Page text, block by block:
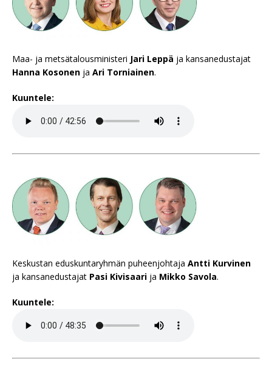
Maa- ja metsätalousministeri Jari Leppä ja kansanedustajat
Hanna Kosonen ja Ari Torniainen.
Kuuntele:
Keskustan eduskuntaryhmän puheenjohtaja Antti Kurvinen
ja kansanedustajat Pasi Kivisaari ja Mikko Savola.
Kuuntele: